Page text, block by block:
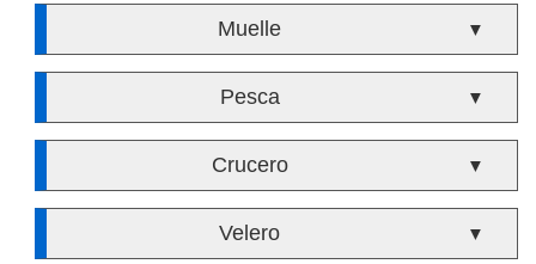
Muelle ▼
Pesca ▼
Crucero ▼
Velero ▼